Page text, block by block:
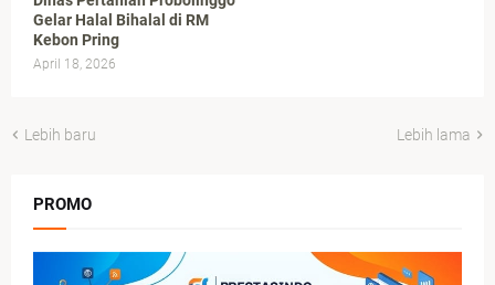
Gelar Halal Bihalal di RM
Kebon Pring
April 18, 2026
Lebih baru Lebih lama
PROMO